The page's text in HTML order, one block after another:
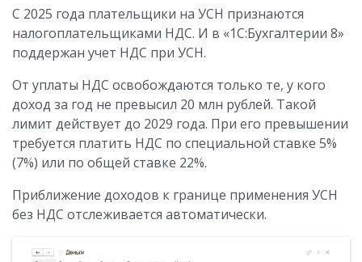
С 2025 года плательщики на УСН признаются
налогоплательщиками НДС. И в «1C:Бухгалтерии 8»
поддержан учет НДС при УСН.
От уплаты НДС освобождаются только те, у кого
доход за год не превысил 20 млн рублей. Такой
лимит действует до 2029 года. При его превышении
требуется платить НДС по специальной ставке 5%
(7%) или по общей ставке 22%.
Приближение доходов к границе применения УСН
без НДС отслеживается автоматически.